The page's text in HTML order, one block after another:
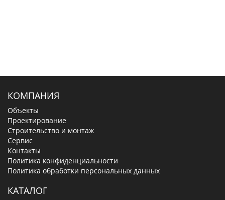
КОМПАНИЯ
Объекты
Проектирование
Строительство и монтаж
Сервис
Контакты
Политика конфиденциальности
Политика обработки персональных данных
КАТАЛОГ